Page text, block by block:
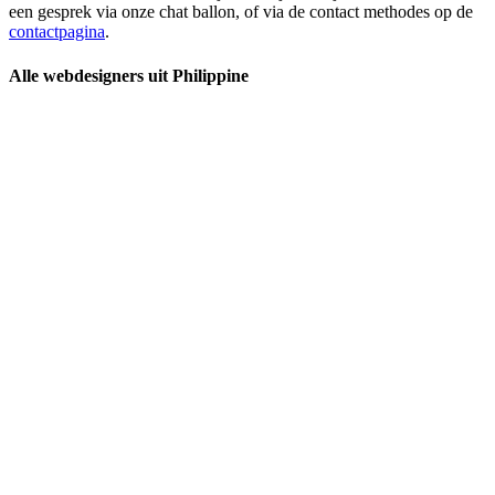
een gesprek via onze chat ballon, of via de contact methodes op de
contactpagina.
Alle webdesigners uit Philippine